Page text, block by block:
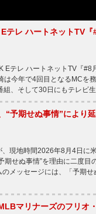
テレ ハートネットTV
テレ ハートネットTV『#8
今年で4回目となるMCを
組、そして30日にもテレビ
“予期せぬ事情”により
現地時間2026年8月4日に
期せぬ事情”を理由に二度
のメッセージには、「予期
マリナーズのフリオ